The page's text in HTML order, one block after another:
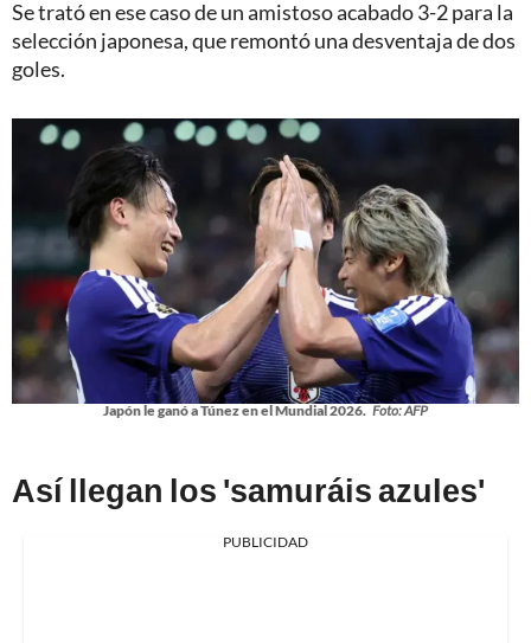
Se trató en ese caso de un amistoso acabado 3-2 para la
selección japonesa, que remontó una desventaja de dos
goles.
Japón le ganó a Túnez en el Mundial 2026. Foto: AFP
Así llegan los 'samuráis azules'
PUBLICIDAD